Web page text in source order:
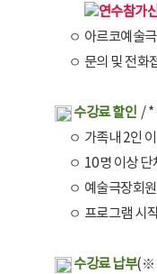
ㅇ 아르코예술
ㅇ 문의 및 전
수강료 할인 / *
ㅇ 가족내 2인
ㅇ 10명 이상
ㅇ 예술극장회
ㅇ 프로그램 시
수강료 납부(※